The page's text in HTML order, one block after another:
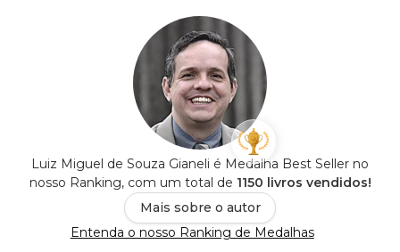
Luiz Miguel de Souza Gianeli é Medalha Best Seller no
nosso Ranking, com um total de 1150 livros vendidos!
Mais sobre o autor
Entenda o nosso Ranking de Medalhas